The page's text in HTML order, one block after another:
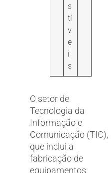
s
tí
v
e
i
s
O setor de
Tecnologia da
Informação e
Comunicação (TIC),
que inclui a
fabricação de
equipamentos